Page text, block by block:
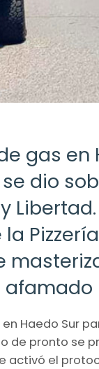
gas en
dio
afamado
Haedo Sur
de pronto se
activó el